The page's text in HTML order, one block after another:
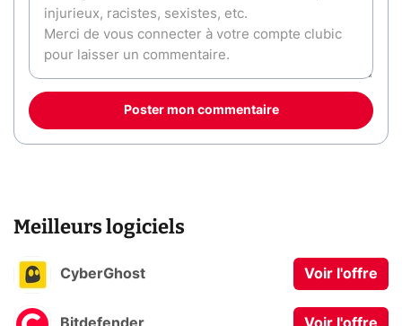
Poster mon commentaire
Meilleurs logiciels
CyberGhost Voir l'offre